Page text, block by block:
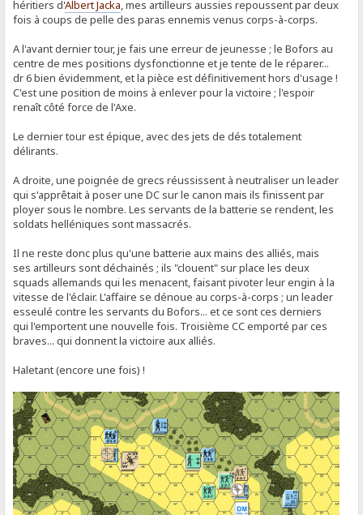
héritiers d'Albert Jacka, mes artilleurs aussies repoussent par deux
fois à coups de pelle des paras ennemis venus corps-à-corps.
A l'avant dernier tour, je fais une erreur de jeunesse ; le Bofors au
centre de mes positions dysfonctionne et je tente de le réparer...
dr 6 bien évidemment, et la pièce est définitivement hors d'usage !
C'est une position de moins à enlever pour la victoire ; l'espoir
renaît côté force de l'Axe.
Le dernier tour est épique, avec des jets de dés totalement
délirants.
A droite, une poignée de grecs réussissent à neutraliser un leader
qui s'apprêtait à poser une DC sur le canon mais ils finissent par
ployer sous le nombre. Les servants de la batterie se rendent, les
soldats helléniques sont massacrés.
Il ne reste donc plus qu'une batterie aux mains des alliés, mais
ses artilleurs sont déchainés ; ils "clouent" sur place les deux
squads allemands qui les menacent, faisant pivoter leur engin à la
vitesse de l'éclair. L'affaire se dénoue au corps-à-corps ; un leader
esseulé contre les servants du Bofors... et ce sont ces derniers
qui l'emportent une nouvelle fois. Troisième CC emporté par ces
braves... qui donnent la victoire aux alliés.
Haletant (encore une fois) !